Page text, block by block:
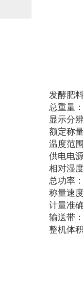
发酵肥
总重量
显示分
额定称
温度范
供电电
相对湿
总功率
称量速
计量准
输送带
整机体